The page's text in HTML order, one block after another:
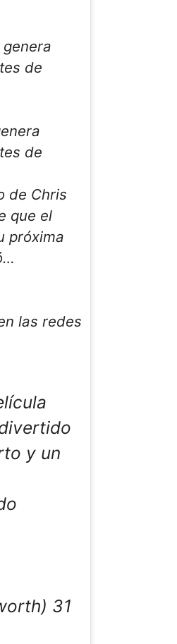
de
de Chris
que el
próxima
las redes
y un
31